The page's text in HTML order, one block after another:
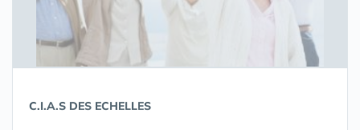
C.I.A.S DES ECHELLES